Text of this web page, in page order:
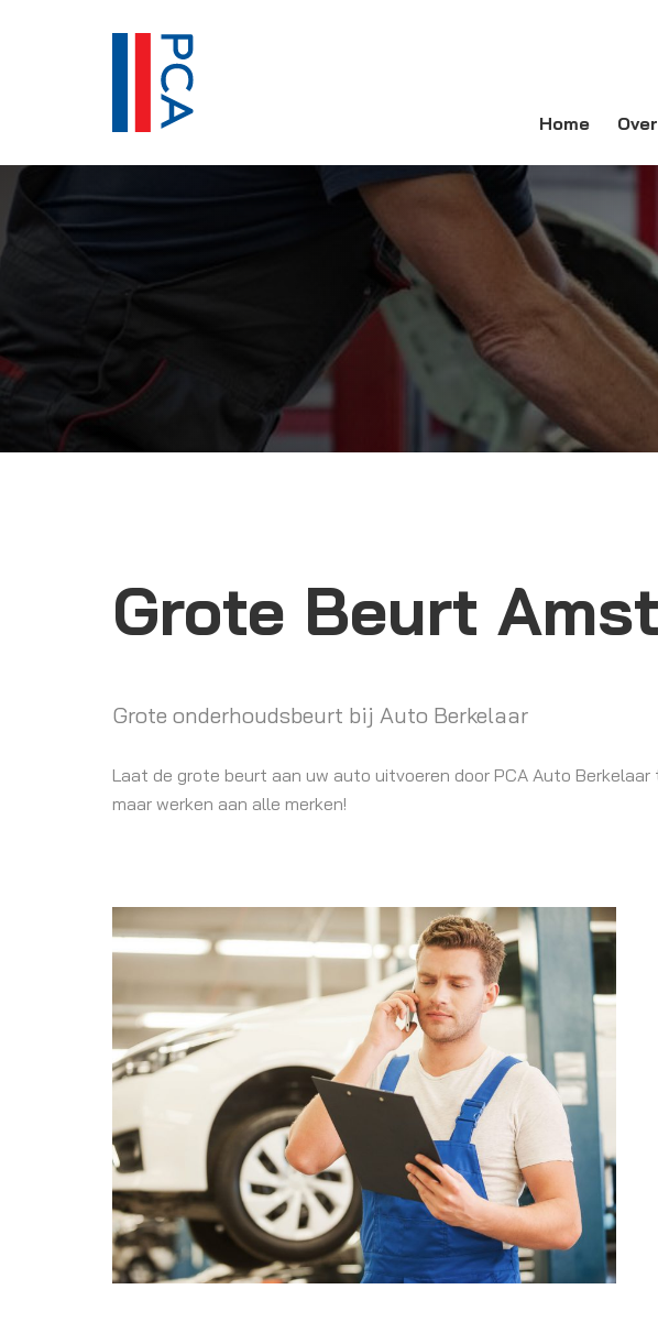
Home
Grote Beurt
Grote onderhoudsbeurt bij Auto Berkelaar
Laat de grote beurt aan uw auto uitvoeren door PCA Auto
maar werken aan alle merken!